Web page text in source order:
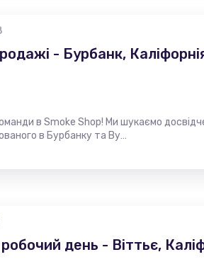
- Бурбанк,
в Smoke Shop! Ми шукаємо
в Бурбанку та Ву…
день - Віттьє,